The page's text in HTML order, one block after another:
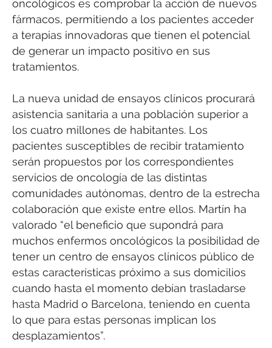
oncológicos es comprobar la acción de nuevos
fármacos, permitiendo a los pacientes acceder
a terapias innovadoras que tienen el potencial
de generar un impacto positivo en sus
tratamientos.
La nueva unidad de ensayos clínicos procurará
asistencia sanitaria a una población superior a
los cuatro millones de habitantes. Los
pacientes susceptibles de recibir tratamiento
serán propuestos por los correspondientes
servicios de oncología de las distintas
comunidades autónomas, dentro de la estrecha
colaboración que existe entre ellos. Martín ha
valorado “el beneficio que supondrá para
muchos enfermos oncológicos la posibilidad de
tener un centro de ensayos clínicos público de
estas características próximo a sus domicilios
cuando hasta el momento debían trasladarse
hasta Madrid o Barcelona, teniendo en cuenta
lo que para estas personas implican los
desplazamientos”.